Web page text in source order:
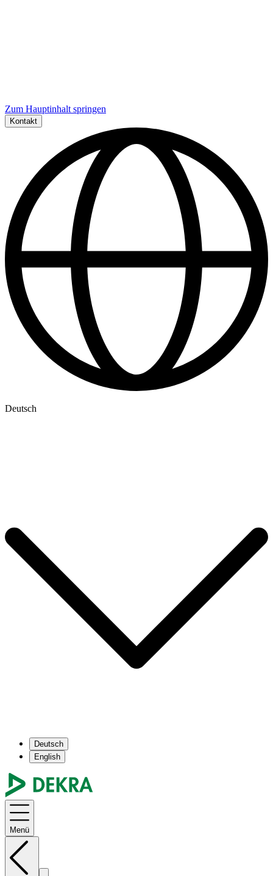
Zum Hauptinhalt springen
Kontakt
Deutsch
Deutsch
English
Menü